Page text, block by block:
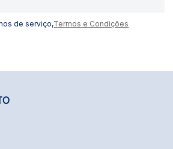
de serviço,Termos e Condições